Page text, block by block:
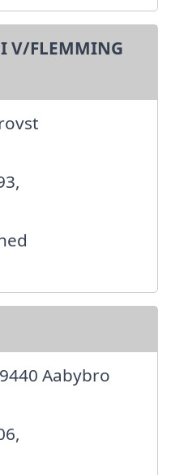
V/FLEMMING
Aabybro